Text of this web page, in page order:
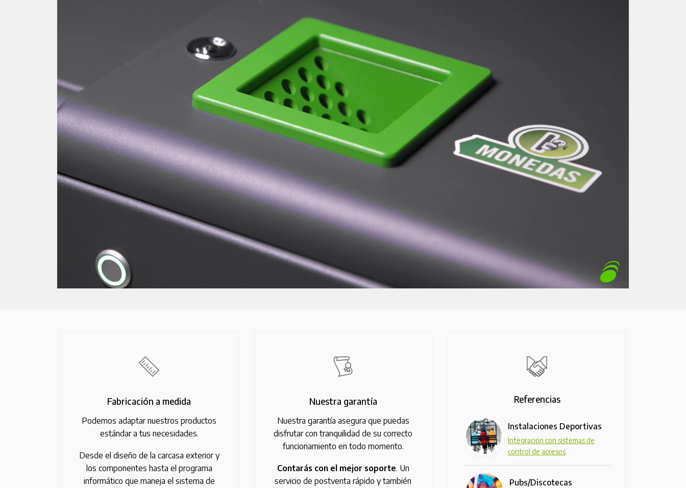
Fabricación a medida
Podemos adaptar nuestros productos
estándar a tus necesidades.
Desde el diseño de la carcasa exterior y
los componentes hasta el programa
informático que maneja el sistema de
Nuestra garantía
Nuestra garantía asegura que puedas
disfrutar con tranquilidad de su correcto
funcionamiento en todo momento.
Contarás con el mejor soporte. Un
servicio de postventa rápido y también
Referencias
Instalaciones Deportivas
Integración con sistemas de
control de accesos
Pubs/Discotecas